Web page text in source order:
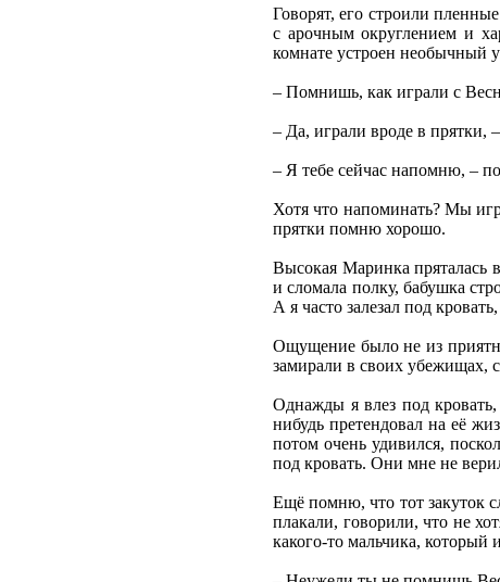
Говорят, его строили
с арочным округлением и
комнате устроен необычный
– Помнишь, как играли с
– Да, играли вроде в прятки,
– Я тебе сейчас напомню, –
Хотя что напоминать? Мы
прятки помню хорошо.
Высокая Маринка пряталась
и сломала полку, бабушка
А я часто залезал под
Ощущение было не из
замирали в своих убежищах,
Однажды я влез под
нибудь претендовал на её
потом очень удивился,
под кровать. Они мне не
Ещё помню, что тот закуток
плакали, говорили, что не
какого-то мальчика,